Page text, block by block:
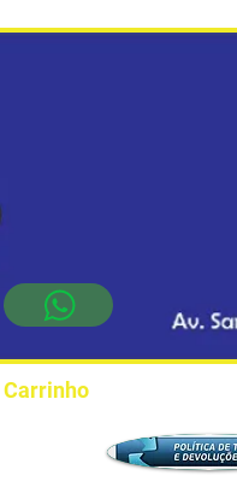
Carrinho